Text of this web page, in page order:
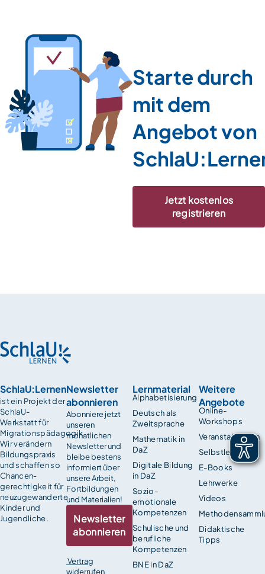
Starte durch
mit dem
Angebot von
Jetzt kostenlos
registrieren
SchlaU:Lernen
ist ein Projekt der
SchlaU-
Werkstatt für
Migrationspädagogik.
Wir verändern
Bildungspraxis
und schaffen so
Chancen­
gerechtigkeit für
neuzugewanderte
Kinder und
Jugendliche.
Lernmaterial
Alphabetisierung
Deutsch als
Zweitsprache
Mathematik in
DaZ
Digitale Bildung
in DaZ
Sozio-
emotionale
Kompetenzen
Schulische und
berufliche
Kompetenzen
BNE in DaZ
Weitere
Angebote
Online-
Workshops
Veranstaltungen
Selbstlernkurse
E-Books
Lehrwerke
Videos
Didaktische
Tipps
Newsletter
abonnieren
Abonniere jetzt
unseren
monatlichen
Newsletter und
bleibe bestens
informiert über
unsere Arbeit,
Fortbildungen
und Materialien!
Newsletter
abonnieren
Vertrag
widerrufen